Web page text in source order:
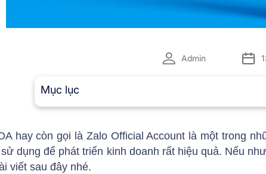
Admin
Mục lục
hay còn gọi là Zalo Official Account là một trong
dụng để phát triển kinh doanh rất hiệu quả. Nếu
viết sau đây nhé.